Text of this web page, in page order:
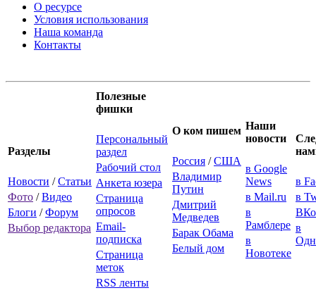
О ресурсе
Условия использования
Наша команда
Контакты
Разделы
Новости /Статьи
Фото /Видео
Блоги /Форум
Выбор редактора
Полезные
фишки
Персональный
раздел
Рабочий стол
Анкета юзера
Страница
опросов
Email-
подписка
Страница
меток
RSS ленты
О ком пишем
Россия /США
Владимир
Путин
Дмитрий
Медведев
Барак Обама
Белый дом
Наши
новости
в Google
News
в Mail.ru
в
Рамблере
в
Новотеке
в
в
в